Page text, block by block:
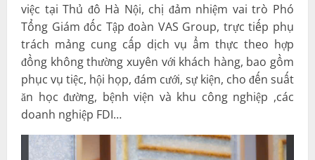
việc tại Thủ đô Hà Nội, chị đảm nhiệm vai trò Phó
Tổng Giám đốc Tập đoàn VAS Group, trực tiếp phụ
trách mảng cung cấp dịch vụ ẩm thực theo hợp
đồng không thường xuyên với khách hàng, bao gồm
phục vụ tiệc, hội họp, đám cưới, sự kiện, cho đến suất
ăn học đường, bệnh viện và khu công nghiệp ,các
doanh nghiệp FDI…